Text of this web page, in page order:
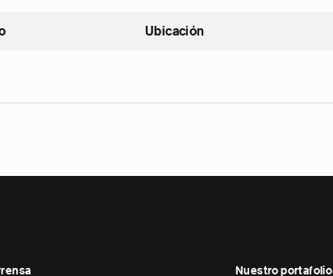
ascendente
Ubicación
Nuestro portafolio